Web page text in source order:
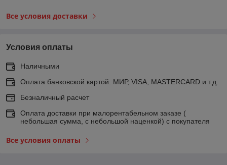
Все условия доставки
Условия оплаты
Наличными
Оплата банковской картой. МИР, VISA, MASTERCARD и т.д.
Безналичный расчет
Оплата доставки при малорентабельном заказе (
небольшая сумма, с небольшой наценкой) с покупателя
Все условия оплаты